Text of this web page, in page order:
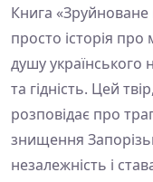
Книга
просто історія
душу українського
та гідність. Цей
розповідає про
знищення
незалежність і